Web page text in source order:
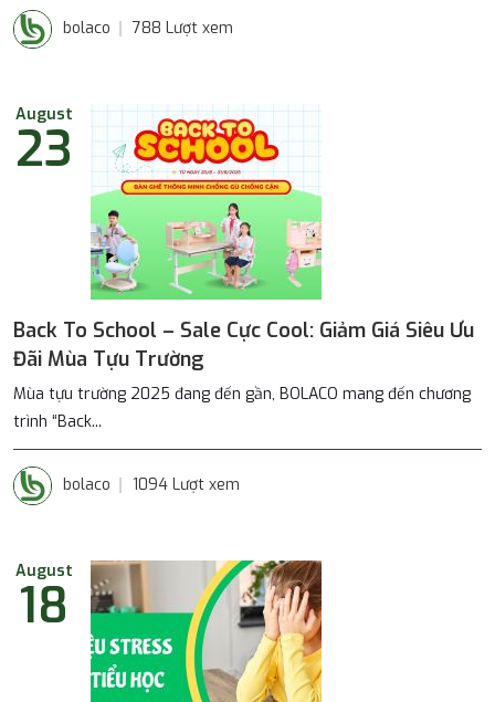
bolaco 788 Lượt xem
August
23
Back To School – Sale Cực Cool: Giảm Giá Siêu Ưu
Đãi Mùa Tựu Trường
Mùa tựu trường 2025 đang đến gần, BOLACO mang đến chương
trình “Back...
bolaco 1094 Lượt xem
August
18